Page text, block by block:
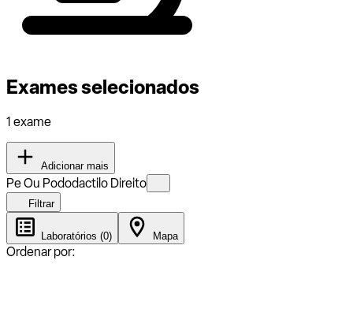
Exames selecionados
1 exame
Adicionar mais
Pe Ou Pododactilo Direito
Filtrar
Laboratórios (0) Mapa
Ordenar por: